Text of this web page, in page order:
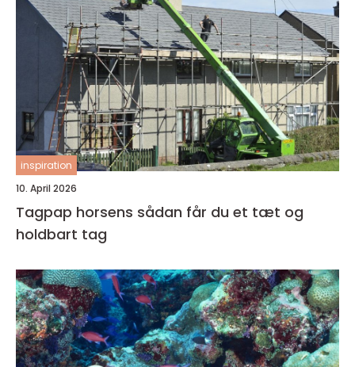
inspiration
10. April 2026
Tagpap horsens sådan får du et tæt og
holdbart tag